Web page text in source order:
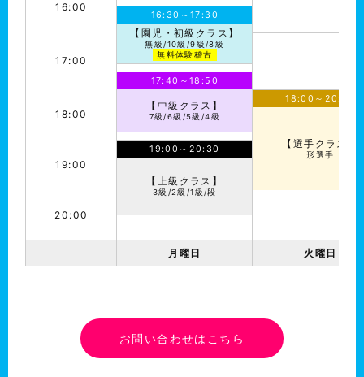
16:00
16:30～17:30
【園児・初級クラス】
無級/10級/9級/8級
無料体験稽古
17:00
17:40～18:50
18:00
【中級クラス】
7級/6級/5級/4級
18:00～20:00
【選手クラス】
形選手
19:00
19:00～20:30
【上級クラス】
3級/2級/1級/段
20:00
月曜日 火曜日
お問い合わせはこちら